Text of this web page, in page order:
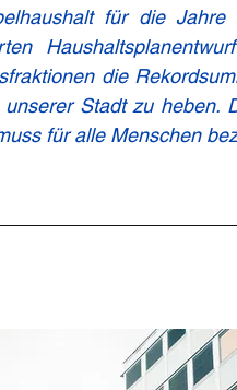
für die Jahre
die
unserer Stadt zu heben.
für alle Menschen